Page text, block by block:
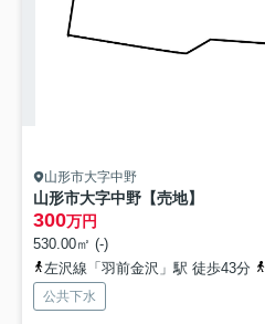
山形市大字中野
山形市大字中野【売地】
300万円
530.00㎡ (-)
左沢線「羽前金沢」駅 徒歩43分
公共下水